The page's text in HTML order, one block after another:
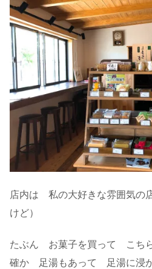
店内は 私の大好きな雰囲気の
けど）
たぶん お菓子を買って こちら
確か 足湯もあって 足湯に浸